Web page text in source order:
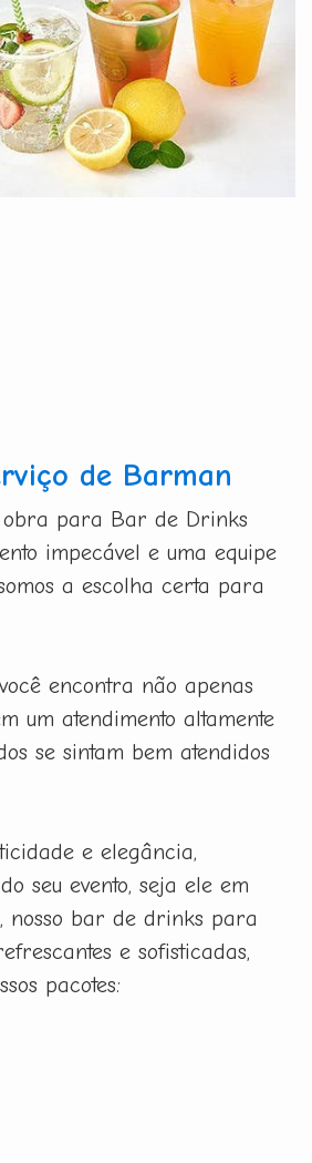
de Barman
obra para Bar de Drinks
impecável e uma equipe
a escolha certa para
encontra não apenas
um atendimento altamente
se sintam bem atendidos
e elegância,
seu evento, seja ele em
nosso bar de drinks para
e sofisticadas,
pacotes: